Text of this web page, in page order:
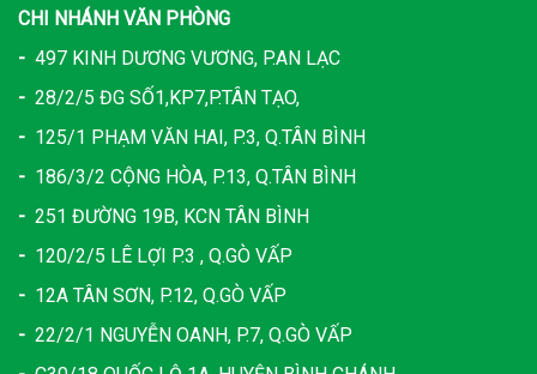
CHI NHÁNH VĂN PHÒNG
- 497 KINH DƯƠNG VƯƠNG, P.AN LẠC
- 28/2/5 ĐG SỐ1,KP7,P.TÂN TẠO,
- 125/1 PHẠM VĂN HAI, P.3, Q.TÂN BÌNH
- 186/3/2 CỘNG HÒA, P.13, Q.TÂN BÌNH
- 251 ĐƯỜNG 19B, KCN TÂN BÌNH
- 120/2/5 LÊ LỢI P.3 , Q.GÒ VẤP
- 12A TÂN SƠN, P.12, Q.GÒ VẤP
- 22/2/1 NGUYỄN OANH, P.7, Q.GÒ VẤP